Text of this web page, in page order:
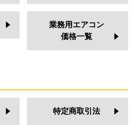
業務用エアコン
価格一覧
特定商取引法